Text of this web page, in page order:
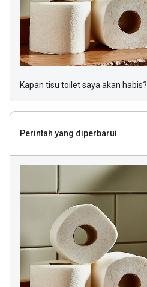
Kapan tisu toilet saya akan habis?
Perintah yang diperbarui